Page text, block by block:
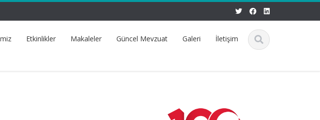
Etkinlikler Makaleler Güncel Mevzuat Galeri İletişim